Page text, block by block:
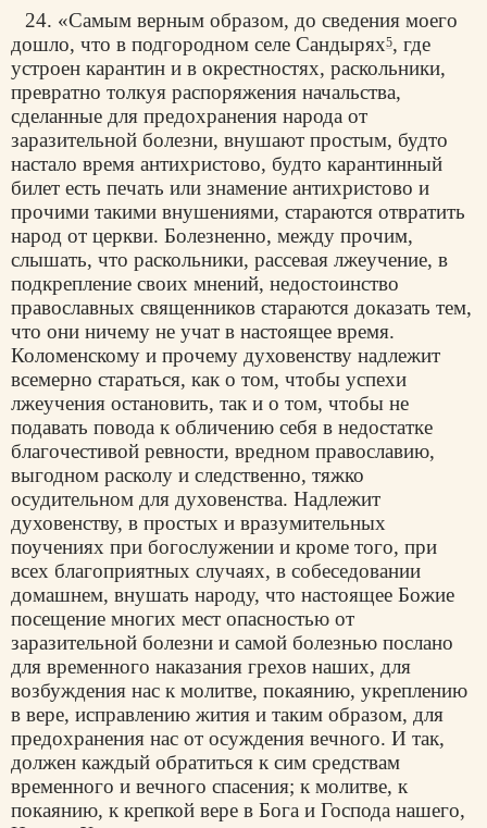
24. «Самым верным образом, до сведения моего
дошло, что в подгородном селе Сандырях5, где
устроен карантин и в окрестностях, раскольники,
превратно толкуя распоряжения начальства,
сделанные для предохранения народа от
заразительной болезни, внушают простым, будто
настало время антихристово, будто карантинный
билет есть печать или знамение антихристово и
прочими такими внушениями, стараются отвратить
народ от церкви. Болезненно, между прочим,
слышать, что раскольники, рассевая лжеучение, в
подкрепление своих мнений, недостоинство
православных священников стараются доказать тем,
что они ничему не учат в настоящее время.
Коломенскому и прочему духовенству надлежит
всемерно стараться, как о том, чтобы успехи
лжеучения остановить, так и о том, чтобы не
подавать повода к обличению себя в недостатке
благочестивой ревности, вредном православию,
выгодном расколу и следственно, тяжко
осудительном для духовенства. Надлежит
духовенству, в простых и вразумительных
поучениях при богослужении и кроме того, при
всех благоприятных случаях, в собеседовании
домашнем, внушать народу, что настоящее Божие
посещение многих мест опасностью от
заразительной болезни и самой болезнью послано
для временного наказания грехов наших, для
возбуждения нас к молитве, покаянию, укреплению
в вере, исправлению жития и таким образом, для
предохранения нас от осуждения вечного. И так,
должен каждый обратиться к сим средствам
временного и вечного спасения; к молитве, к
покаянию, к крепкой вере в Бога и Господа нашего,